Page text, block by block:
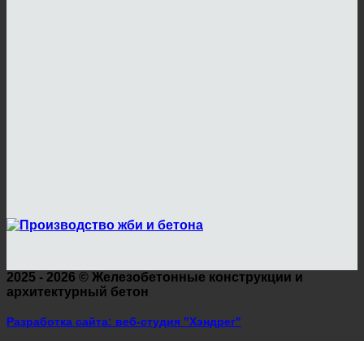
2025 - 2026 © Железобетонные конструкции и
архитектурный бетон
Разработка сайта: веб-студия "Хэндрег"